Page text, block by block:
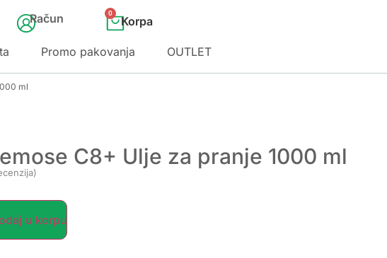
Račun 0
Promo pakovanja OUTLET
ml
C8+ Ulje za pranje 1000 ml
u korpu